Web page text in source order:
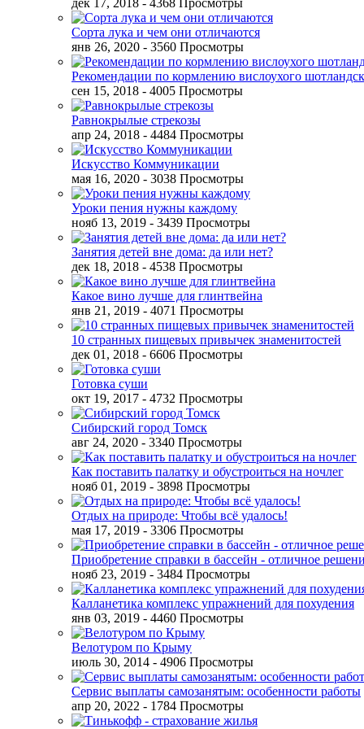
дек 17, 2018 - 4368 Просмотры
Сорта лука и чем они отличаются
янв 26, 2020 - 3560 Просмотры
Рекомендации по кормлению вислоухого
сен 15, 2018 - 4005 Просмотры
Равнокрылые стрекозы
апр 24, 2018 - 4484 Просмотры
Искусство Коммуникации
мая 16, 2020 - 3038 Просмотры
Уроки пения нужны каждому
нояб 13, 2019 - 3439 Просмотры
Занятия детей вне дома: да или нет?
дек 18, 2018 - 4538 Просмотры
Какое вино лучше для глинтвейна
янв 21, 2019 - 4071 Просмотры
10 странных пищевых привычек знаменитостей
дек 01, 2018 - 6606 Просмотры
Готовка суши
окт 19, 2017 - 4732 Просмотры
Сибирский город Томск
авг 24, 2020 - 3340 Просмотры
Как поставить палатку и обустроиться на ночлег
нояб 01, 2019 - 3898 Просмотры
Отдых на природе: Чтобы всё удалось!
мая 17, 2019 - 3306 Просмотры
Приобретение справки в бассейн - отличное
нояб 23, 2019 - 3484 Просмотры
Калланетика комплекс упражнений для похудения
янв 03, 2019 - 4460 Просмотры
Велотуром по Крыму
июль 30, 2014 - 4906 Просмотры
Сервис выплаты самозанятым: особенности работы
апр 20, 2022 - 1784 Просмотры